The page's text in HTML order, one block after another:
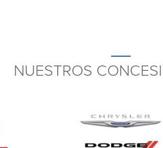
NUESTROS